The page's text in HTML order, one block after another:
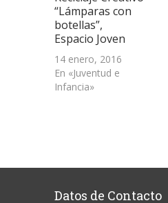
“Lámparas con
botellas”,
Espacio Joven
14 enero, 2016
En «Juventud e
Infancia»
Datos de Contacto